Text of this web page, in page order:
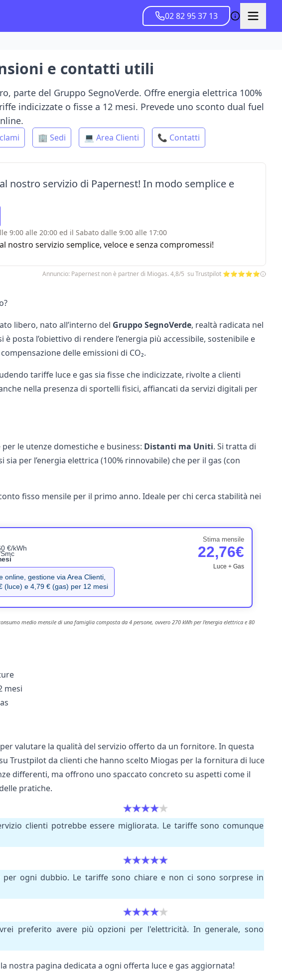
02 82 95 37 13
e contatti utili
parte del Gruppo SegnoVerde. Offre energia elettrica 100%
indicizzate o fisse a 12 mesi. Prevede uno sconto dual fuel
🏢 Sedi 💻 Area Clienti 📞 Contatti
nostro servizio di Papernest! In modo semplice e
9:00 alle 20:00 ed il Sabato dalle 9:00 alle 17:00
nostro servizio semplice, veloce e senza compromessi!
Annuncio: Papernest non è partner di Miogas. 4,8/5 su Trustpilot ⭐⭐⭐⭐⭐
libero, nato all’interno del Gruppo SegnoVerde, realtà radicata nel
posta l’obiettivo di rendere l’energia più accessibile, sostenibile e
delle emissioni di CO₂.
tariffe luce e gas sia fisse che indicizzate, rivolte a clienti
nella presenza di sportelli fisici, affiancati da servizi digitali per
le utenze domestiche e business: Distanti ma Uniti. Si tratta di
per l’energia elettrica (100% rinnovabile) che per il gas (con
fisso mensile per il primo anno. Ideale per chi cerca stabilità nei
€/kWh
online, gestione via Area Clienti,
(luce) e 4,79 € (gas) per 12 mesi
Stima mensile
22,76€
Luce + Gas
medio mensile di una famiglia composta da 4 persone, ovvero 270 kWh per l'energia elettrica e 80
mesi
valutare la qualità del servizio offerto da un fornitore. In questa
Trustpilot da clienti che hanno scelto Miogas per la fornitura di luce
differenti, ma offrono uno spaccato concreto su aspetti come il
pratiche.
clienti potrebbe essere migliorata. Le tariffe sono comunque
per ogni dubbio. Le tariffe sono chiare e non ci sono sorprese in
preferito avere più opzioni per l'elettricità. In generale, sono
nostra pagina dedicata a ogni offerta luce e gas aggiornata!